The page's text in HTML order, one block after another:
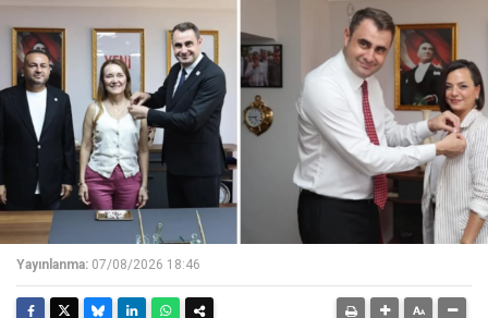
Yayınlanma: 07/08/2026 18:46